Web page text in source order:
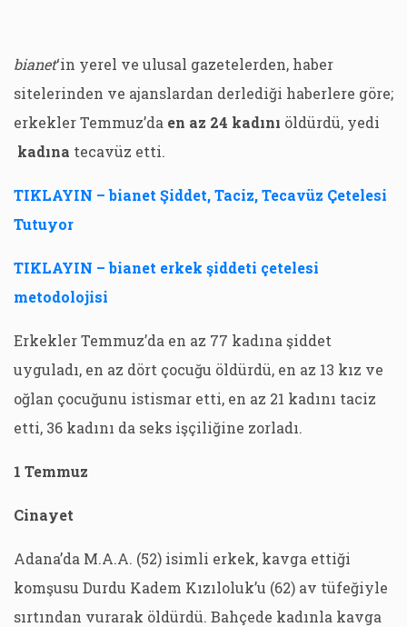
bianet‘in yerel ve ulusal gazetelerden, haber
sitelerinden ve ajanslardan derlediği haberlere göre;
erkekler Temmuz’da en az 24 kadını öldürdü, yedi
kadına tecavüz etti.
TIKLAYIN – bianet Şiddet, Taciz, Tecavüz Çetelesi
Tutuyor
TIKLAYIN – bianet erkek şiddeti çetelesi
metodolojisi
Erkekler Temmuz’da en az 77 kadına şiddet
uyguladı, en az dört çocuğu öldürdü, en az 13 kız ve
oğlan çocuğunu istismar etti, en az 21 kadını taciz
etti, 36 kadını da seks işçiliğine zorladı.
1 Temmuz
Cinayet
Adana’da M.A.A. (52) isimli erkek, kavga ettiği
komşusu Durdu Kadem Kızıloluk’u (62) av tüfeğiyle
sırtından vurarak öldürdü. Bahçede kadınla kavga